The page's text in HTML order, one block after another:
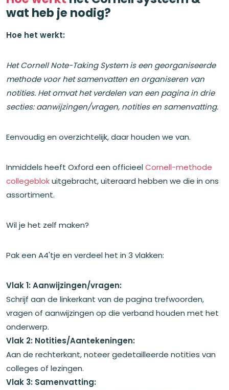
wat heb je nodig?
Hoe het werkt:
Het Cornell Note-Taking System is een georganiseerde
methode voor het samenvatten en organiseren van
notities. Het omvat het verdelen van een pagina in drie
secties: aanwijzingen/vragen, notities en samenvatting.
Eenvoudig en overzichtelijk, daar houden we van.
Inmiddels heeft Oxford een officieelCornell-methode
collegeblokuitgebracht, uiteraard hebben we die in ons
assortiment.
Wil je het zelf maken?
Pak een A4'tje en verdeel het in 3 vlakken:
Vlak 1: Aanwijzingen/vragen:
Schrijf aan de linkerkant van de pagina trefwoorden,
vragen of aanwijzingen op die verband houden met het
onderwerp.
Vlak 2: Notities/Aantekeningen:
Aan de rechterkant, noteer gedetailleerde notities van
colleges of lezingen.
Vlak 3: Samenvatting: